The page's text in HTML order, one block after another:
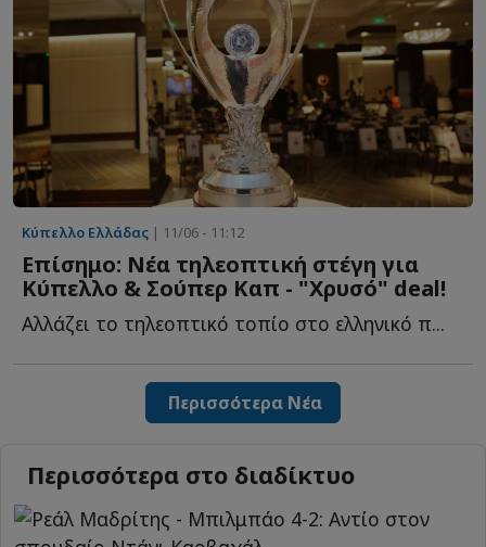
Κύπελλο Ελλάδας | 11/06 - 11:12
Επίσημο: Νέα τηλεοπτική στέγη για
Κύπελλο & Σούπερ Καπ - "Χρυσό" deal!
Αλλάζει το τηλεοπτικό τοπίο στο ελληνικό π...
Περισσότερα Νέα
Περισσότερα στο διαδίκτυο